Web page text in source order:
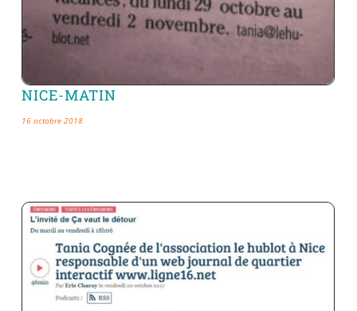
NICE-MATIN
16 octobre 2018